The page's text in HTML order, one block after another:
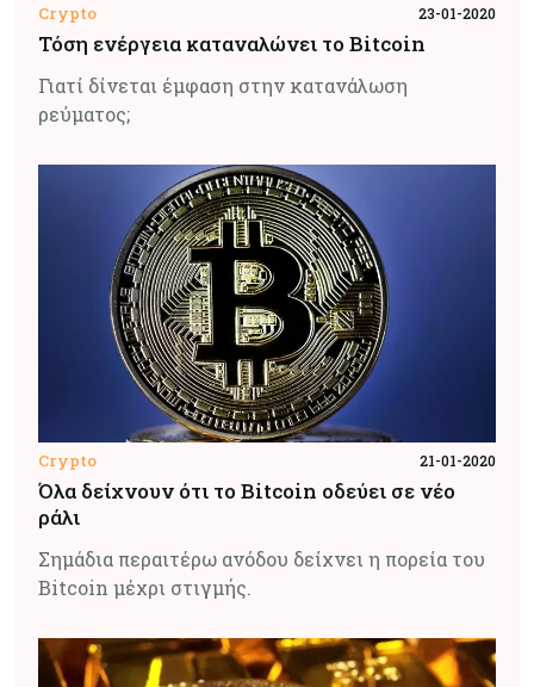
Crypto 23-01-2020
Τόση ενέργεια καταναλώνει το Bitcoin
Γιατί δίνεται έμφαση στην κατανάλωση
ρεύματος;
Crypto 21-01-2020
Όλα δείχνουν ότι το Bitcoin οδεύει σε νέο
ράλι
Σημάδια περαιτέρω ανόδου δείχνει η πορεία του
Bitcoin μέχρι στιγμής.